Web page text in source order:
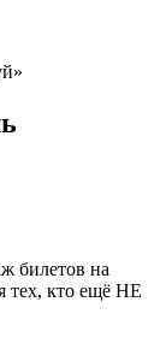
билетов на
тех, кто ещё НЕ